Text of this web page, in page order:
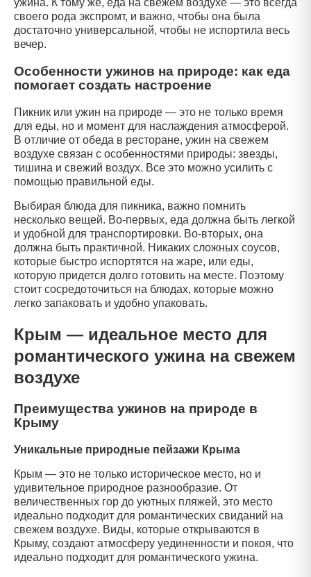
ужина. К тому же, еда на свежем воздухе — это всегда
своего рода экспромт, и важно, чтобы она была
достаточно универсальной, чтобы не испортила весь
вечер.
Особенности ужинов на природе: как еда
помогает создать настроение
Пикник или ужин на природе — это не только время
для еды, но и момент для наслаждения атмосферой.
В отличие от обеда в ресторане, ужин на свежем
воздухе связан с особенностями природы: звезды,
тишина и свежий воздух. Все это можно усилить с
помощью правильной еды.
Выбирая блюда для пикника, важно помнить
несколько вещей. Во-первых, еда должна быть легкой
и удобной для транспортировки. Во-вторых, она
должна быть практичной. Никаких сложных соусов,
которые быстро испортятся на жаре, или еды,
которую придется долго готовить на месте. Поэтому
стоит сосредоточиться на блюдах, которые можно
легко запаковать и удобно упаковать.
Крым — идеальное место для
романтического ужина на свежем
воздухе
Преимущества ужинов на природе в
Крыму
Уникальные природные пейзажи Крыма
Крым — это не только историческое место, но и
удивительное природное разнообразие. От
величественных гор до уютных пляжей, это место
идеально подходит для романтических свиданий на
свежем воздухе. Виды, которые открываются в
Крыму, создают атмосферу уединенности и покоя, что
идеально подходит для романтического ужина.